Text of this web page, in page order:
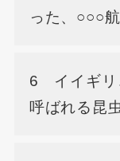
った、○○○
6 イイギリ
呼ばれる昆